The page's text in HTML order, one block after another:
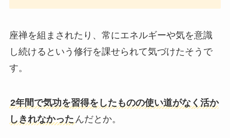
座禅を組まされたり、常にエネルギーや気を意識
し続けるという修行を課せられて気づけたそうで
す。
2年間で気功を習得をしたものの使い道がなく活か
しきれなかった んだとか。